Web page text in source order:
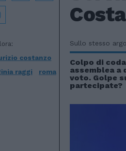
costanzo
raggi
roma
Sullo stesso
Colpo di
assemblea a
voto. Golpe
partecipate?